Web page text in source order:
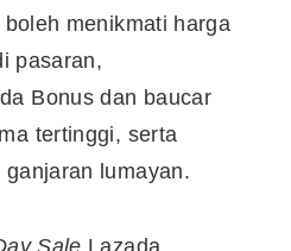
menikmati harga
pasaran,
Bonus dan baucar
tertinggi, serta
lumayan.
Sale Lazada